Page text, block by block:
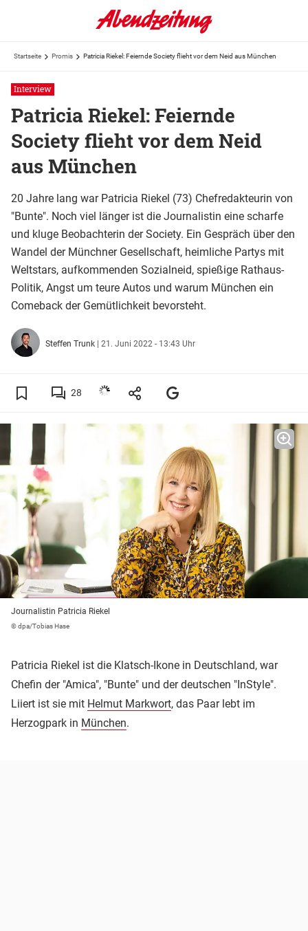
Startseite Promis Patricia Riekel: Feiernde Society flieht vor dem Neid aus München
Interview
Patricia Riekel: Feiernde
Society flieht vor dem Neid
aus München
20 Jahre lang war Patricia Riekel (73) Chefredakteurin von
"Bunte". Noch viel länger ist die Journalistin eine scharfe
und kluge Beobachterin der Society. Ein Gespräch über den
Wandel der Münchner Gesellschaft, heimliche Partys mit
Weltstars, aufkommenden Sozialneid, spießige Rathaus-
Politik, Angst um teure Autos und warum München ein
Comeback der Gemütlichkeit bevorsteht.
Steffen Trunk | 21. Juni 2022 - 13:43 Uhr
28
Journalistin Patricia Riekel
© dpa/Tobias Hase
Patricia Riekel ist die Klatsch-Ikone in Deutschland, war
Chefin der "Amica", "Bunte" und der deutschen "InStyle".
Liiert ist sie mit Helmut Markwort, das Paar lebt im
Herzogpark in München.